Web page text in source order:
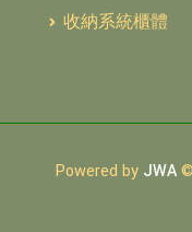
收納系統櫃體
Powered by JWA